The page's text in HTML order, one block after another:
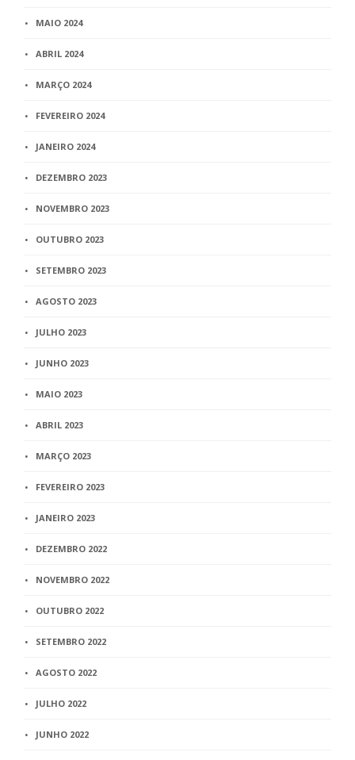
MAIO 2024
ABRIL 2024
MARÇO 2024
FEVEREIRO 2024
JANEIRO 2024
DEZEMBRO 2023
NOVEMBRO 2023
OUTUBRO 2023
SETEMBRO 2023
AGOSTO 2023
JULHO 2023
JUNHO 2023
MAIO 2023
ABRIL 2023
MARÇO 2023
FEVEREIRO 2023
JANEIRO 2023
DEZEMBRO 2022
NOVEMBRO 2022
OUTUBRO 2022
SETEMBRO 2022
AGOSTO 2022
JULHO 2022
JUNHO 2022